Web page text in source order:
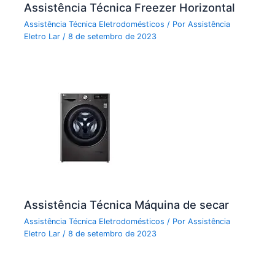
Assistência Técnica Freezer Horizontal
Assistência Técnica Eletrodomésticos / PorAssistência
Eletro Lar/8 de setembro de 2023
Assistência Técnica Máquina de secar
Assistência Técnica Eletrodomésticos / PorAssistência
Eletro Lar /8 de setembro de 2023